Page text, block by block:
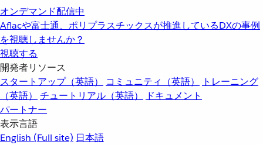
オンデマンド配信中
Aflacや富士通、ポリプラスチックスが推進しているDXの事例
を視聴しませんか？
視聴する
開発者リソース
スタートアップ（英語）
コミュニティ（英語）
トレーニング
（英語）
チュートリアル（英語）
ドキュメント
パートナー
表示言語
English (Full site) 日本語